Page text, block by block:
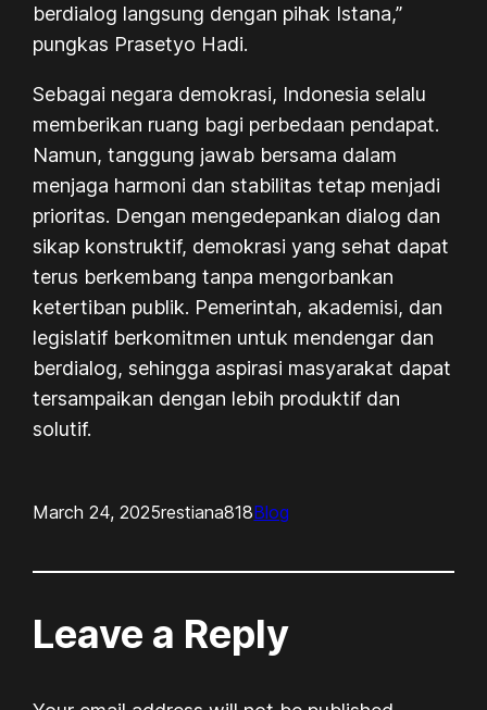
berdialog langsung dengan pihak Istana,”
pungkas Prasetyo Hadi.
Sebagai negara demokrasi, Indonesia selalu
memberikan ruang bagi perbedaan pendapat.
Namun, tanggung jawab bersama dalam
menjaga harmoni dan stabilitas tetap menjadi
prioritas. Dengan mengedepankan dialog dan
sikap konstruktif, demokrasi yang sehat dapat
terus berkembang tanpa mengorbankan
ketertiban publik. Pemerintah, akademisi, dan
legislatif berkomitmen untuk mendengar dan
berdialog, sehingga aspirasi masyarakat dapat
tersampaikan dengan lebih produktif dan
solutif.
March 24, 2025restiana818Blog
Leave a Reply